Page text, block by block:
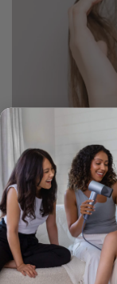
DECEMBER 22 2025
Wat is
oplossingen
Leer meer over